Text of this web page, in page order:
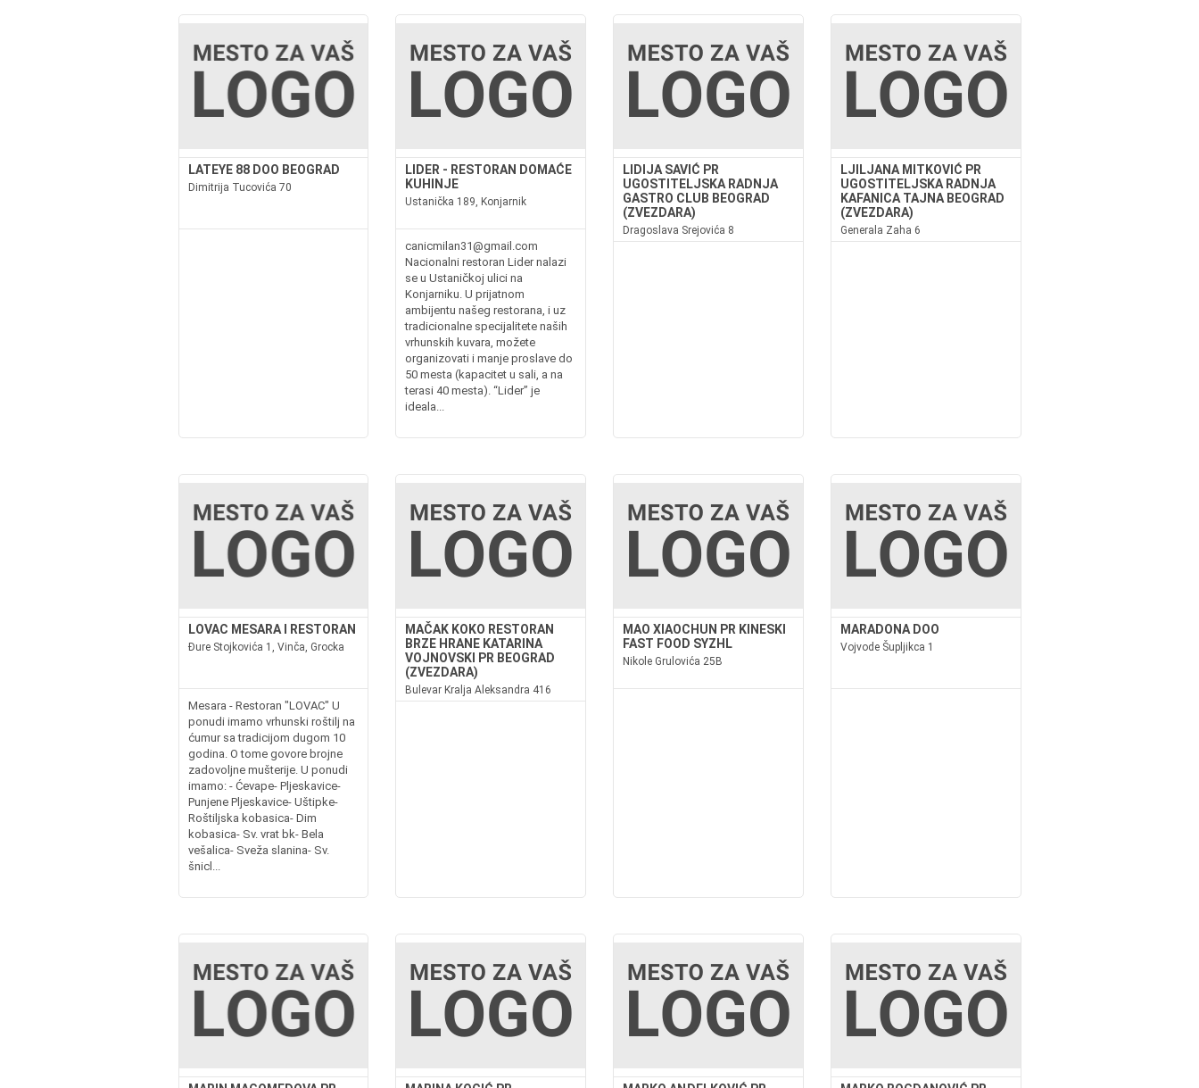
LATEYE 88 DOO BEOGRAD
Dimitrija Tucovića 70
LIDER - RESTORAN DOMAĆE
KUHINJE
Ustanička 189, Konjarnik
canicmilan31@gmail.com
Nacionalni restoran Lider nalazi
se u Ustaničkoj ulici na
Konjarniku. U prijatnom
ambijentu našeg restorana, i uz
tradicionalne specijalitete naših
vrhunskih kuvara, možete
organizovati i manje proslave do
50 mesta (kapacitet u sali, a na
terasi 40 mesta). “Lider” je
ideala...
LIDIJA SAVIĆ PR
UGOSTITELJSKA RADNJA
GASTRO CLUB BEOGRAD
(ZVEZDARA)
Dragoslava Srejovića 8
LJILJANA MITKOVIĆ PR
UGOSTITELJSKA RADNJA
KAFANICA TAJNA BEOGRAD
(ZVEZDARA)
Generala Zaha 6
LOVAC MESARA I RESTORAN
Đure Stojkovića 1, Vinča, Grocka
Mesara - Restoran "LOVAC" U
ponudi imamo vrhunski roštilj na
ćumur sa tradicijom dugom 10
godina. O tome govore brojne
zadovoljne mušterije. U ponudi
imamo: - Ćevape- Pljeskavice-
Punjene Pljeskavice- Uštipke-
Roštiljska kobasica- Dim
kobasica- Sv. vrat bk- Bela
vešalica- Sveža slanina- Sv.
šnicl...
MAČAK KOKO RESTORAN
BRZE HRANE KATARINA
VOJNOVSKI PR BEOGRAD
(ZVEZDARA)
Bulevar Kralja Aleksandra 416
MAO XIAOCHUN PR KINESKI
FAST FOOD SYZHL
Nikole Grulovića 25B
MARADONA DOO
Vojvode Šupljikca 1